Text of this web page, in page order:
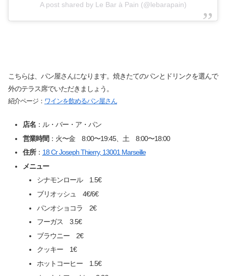
A post shared by Le Bar à Pain (@lebarapain)
こちらは、パン屋さんになります。焼きたてのパンとドリンクを選んで
外のテラス席でいただきましょう。
紹介ページ： ワインを飲めるパン屋さん
店名：ル・バー・ア・パン
営業時間 ：火〜金 8:00〜19:45、土 8:00〜18:00
住所： 18 Cr Joseph Thierry, 13001 Marseille
メニュー
シナモンロール 1.5€
ブリオッシュ 4€/6€
パンオショコラ 2€
フーガス 3.5€
ブラウニー 2€
クッキー 1€
ホットコーヒー 1.5€